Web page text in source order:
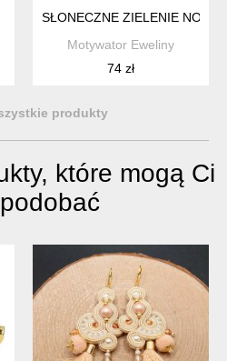
SŁONECZNE ZIELENIE NO3
Motywator Eweliny
74 zł
produkty
które mogą Ci